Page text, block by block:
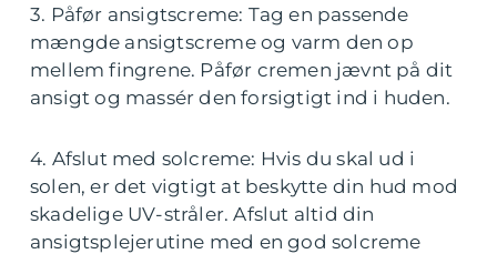
3. Påfør ansigtscreme: Tag en passende
mængde ansigtscreme og varm den op
mellem fingrene. Påfør cremen jævnt på dit
ansigt og massér den forsigtigt ind i huden.
4. Afslut med solcreme: Hvis du skal ud i
solen, er det vigtigt at beskytte din hud mod
skadelige UV-stråler. Afslut altid din
ansigtsplejerutine med en god solcreme